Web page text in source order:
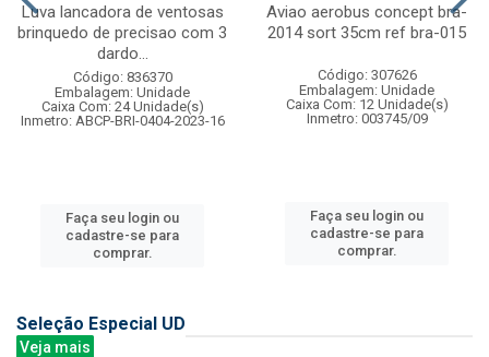
Luva lancadora de ventosas
brinquedo de precisao com 3
dardo...
Código: 836370
Embalagem: Unidade
Caixa Com: 24 Unidade(s)
Inmetro: ABCP-BRI-0404-2023-16
Faça seu login ou
cadastre-se para
comprar.
Aviao aerobus concept bra-
2014 sort 35cm ref bra-015
Código: 307626
Embalagem: Unidade
Caixa Com: 12 Unidade(s)
Inmetro: 003745/09
Faça seu login ou
cadastre-se para
comprar.
Seleção Especial UD
Veja mais